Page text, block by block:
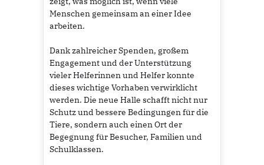
Menschen gemeinsam an einer Idee
arbeiten.
Dank zahlreicher Spenden, großem
Engagement und der Unterstützung
vieler Helferinnen und Helfer konnte
dieses wichtige Vorhaben verwirklicht
werden. Die neue Halle schafft nicht nur
Schutz und bessere Bedingungen für die
Tiere, sondern auch einen Ort der
Begegnung für Besucher, Familien und
Schulklassen.